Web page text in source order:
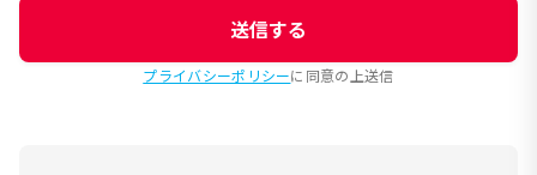
送信する
プライバシーポリシーに同意の上送信